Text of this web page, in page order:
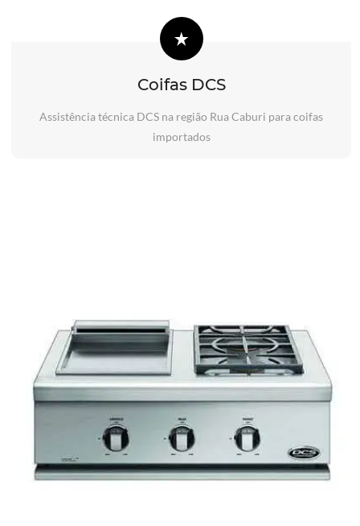
Coifas DCS
Assistência técnica DCS na região Rua Caburi para coifas
importados